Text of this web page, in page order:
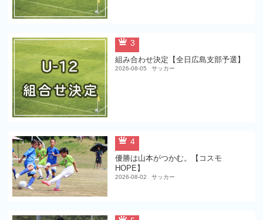
3
組み合わせ決定【全日広島支部予選】
2026-08-05 サッカー
4
優勝は山本がつかむ。【コスモ
HOPE】
2026-08-02 サッカー